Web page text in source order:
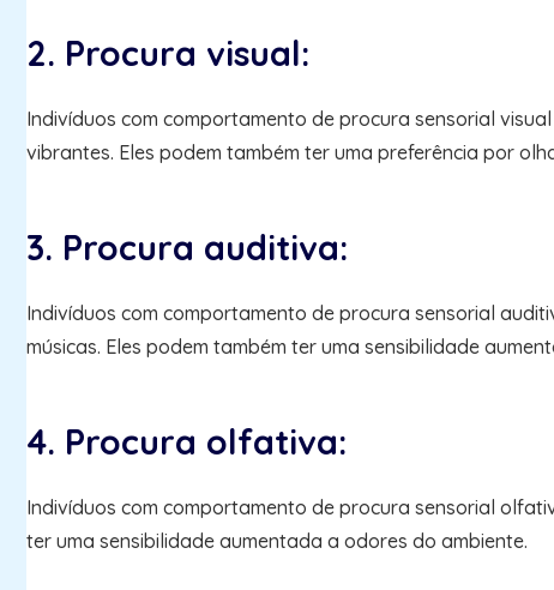
2. Procura visual:
Indivíduos com comportamento de procura sensorial
vibrantes. Eles podem também ter uma preferência por
3. Procura auditiva:
Indivíduos com comportamento de procura sensorial
músicas. Eles podem também ter uma sensibilidade
4. Procura olfativa:
Indivíduos com comportamento de procura sensorial
ter uma sensibilidade aumentada a odores do ambiente.